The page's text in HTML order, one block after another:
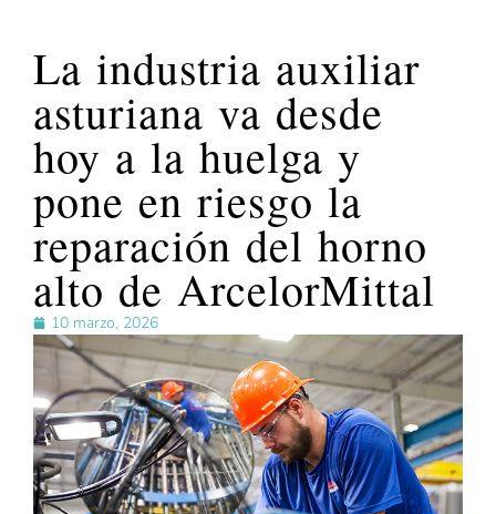
La industria auxiliar
asturiana va desde
hoy a la huelga y
pone en riesgo la
reparación del horno
alto de ArcelorMittal
10 marzo, 2026